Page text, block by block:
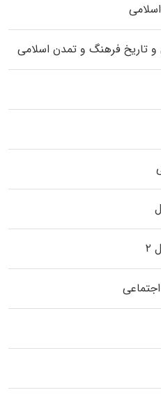
و تاریخ فرهنگ و تمدن اسلامی